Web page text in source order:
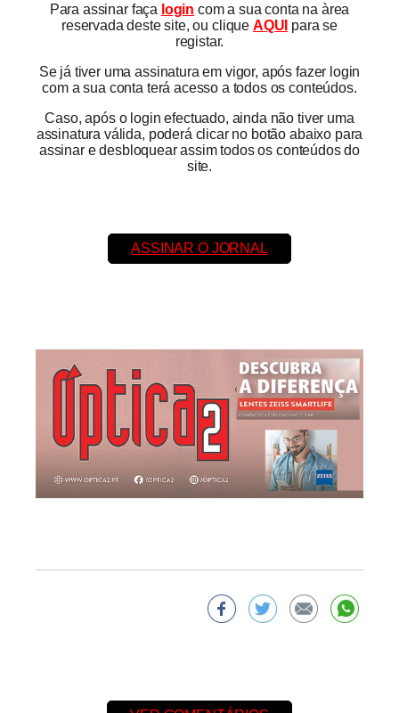
Para assinar faça login com a sua conta na àrea
reservada deste site, ou clique AQUI para se
registar.
Se já tiver uma assinatura em vigor, após fazer login
com a sua conta terá acesso a todos os conteúdos.
Caso, após o login efectuado, ainda não tiver uma
assinatura válida, poderá clicar no botão abaixo para
assinar e desbloquear assim todos os conteúdos do
site.
ASSINAR O JORNAL